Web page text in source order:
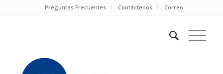
Preguntas Frecuentes Contáctenos Correo